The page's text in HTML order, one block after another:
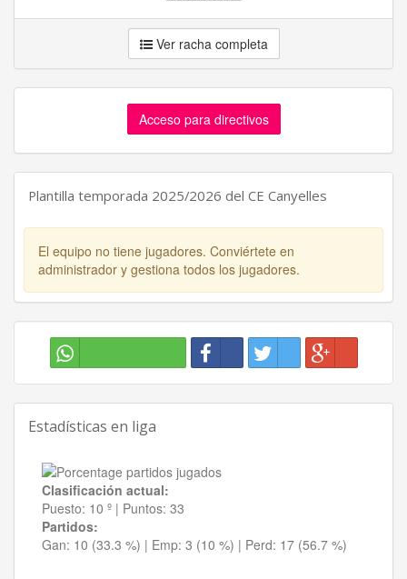
Ver racha completa
Acceso para directivos
Plantilla temporada 2025/2026 del CE Canyelles
El equipo no tiene jugadores. Conviértete en
administrador y gestiona todos los jugadores.
Estadísticas en liga
Clasificación actual:
Puesto: 10 º | Puntos: 33
Partidos:
Gan: 10 (33.3 %) | Emp: 3 (10 %) | Perd: 17 (56.7 %)